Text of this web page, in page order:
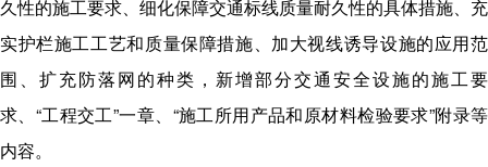
久性的施工要求、细化保障交通标线质量耐久性的具体措施、充
实护栏施工工艺和质量保障措施、加大视线诱导设施的应用范
围、扩充防落网的种类，新增部分交通安全设施的施工要
求、“工程交工”一章、“施工所用产品和原材料检验要求”附录等
内容。